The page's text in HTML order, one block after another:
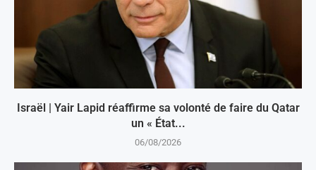
Israël | Yair Lapid réaffirme sa volonté de faire du Qatar
un « État...
06/08/2026